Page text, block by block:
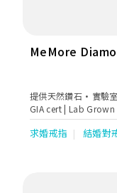
MeMore
提供天然鑽石·實驗
GIA cert | Lab Grown
求婚戒指 結婚對